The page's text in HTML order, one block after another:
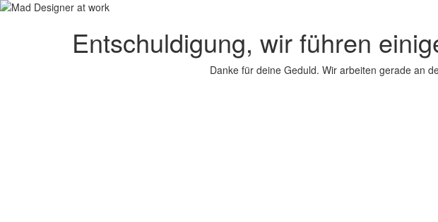
Entschuldigung, wir führen
Danke für deine Geduld. Wir arbeiten gerade an